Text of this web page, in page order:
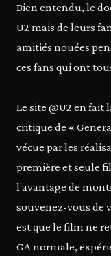
Bien entendu, le
U2 mais de leurs
amitiés nouées
ces fans qui ont
Le site @U2 en fait
critique de «
vécue par les
première et seule
l'avantage de
souvenez-vous de
est que le film ne
GA normale,